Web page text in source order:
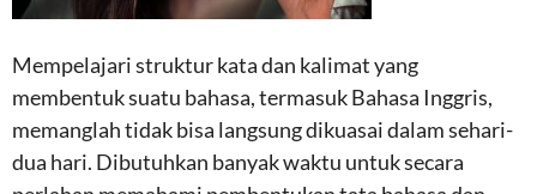
Mempelajari struktur kata dan kalimat yang
membentuk suatu bahasa, termasuk Bahasa Inggris,
memanglah tidak bisa langsung dikuasai dalam sehari-
dua hari. Dibutuhkan banyak waktu untuk secara